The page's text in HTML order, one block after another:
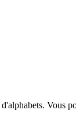
Vous